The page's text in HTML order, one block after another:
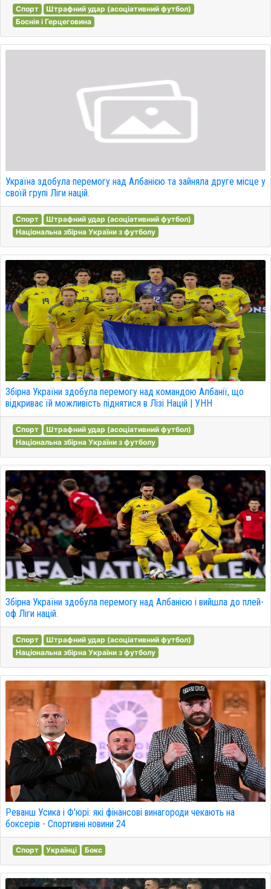
Спорт
Штрафний удар (асоціативний футбол)
Боснія і Герцеговина
Україна здобула перемогу над Албанією та зайняла друге місце у
своїй групі Ліги націй.
Спорт
Штрафний удар (асоціативний футбол)
Національна збірна України з футболу
Збірна України здобула перемогу над командою Албанії, що
відкриває їй можливість піднятися в Лізі Націй | УНН
Спорт
Штрафний удар (асоціативний футбол)
Національна збірна України з футболу
Збірна України здобула перемогу над Албанією і вийшла до плей-
оф Ліги націй.
Спорт
Штрафний удар (асоціативний футбол)
Національна збірна України з футболу
Реванш Усика і Ф'юрі: які фінансові винагороди чекають на
боксерів - Спортивні новини 24
Спорт Українці Бокс